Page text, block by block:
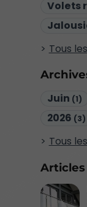
Volets
Tous
Juin (1)
2026 (3)
Tous